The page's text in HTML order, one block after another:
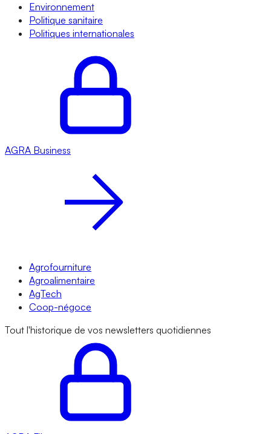
Environnement
Politique sanitaire
Politiques internationales
AGRA Business
Agrofourniture
Agroalimentaire
AgTech
Coop-négoce
Tout l'historique de vos newsletters quotidiennes